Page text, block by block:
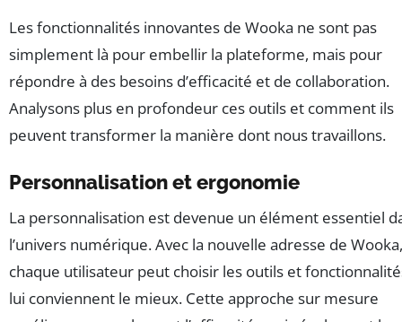
Les fonctionnalités innovantes de Wooka ne sont pas
simplement là pour embellir la plateforme, mais pour
répondre à des besoins d’efficacité et de collaboration.
Analysons plus en profondeur ces outils et comment ils
peuvent transformer la manière dont nous travaillons.
Personnalisation et ergonomie
La personnalisation est devenue un élément essentiel
l’univers numérique. Avec la nouvelle adresse de Wooka,
chaque utilisateur peut choisir les outils et
lui conviennent le mieux. Cette approche sur mesure